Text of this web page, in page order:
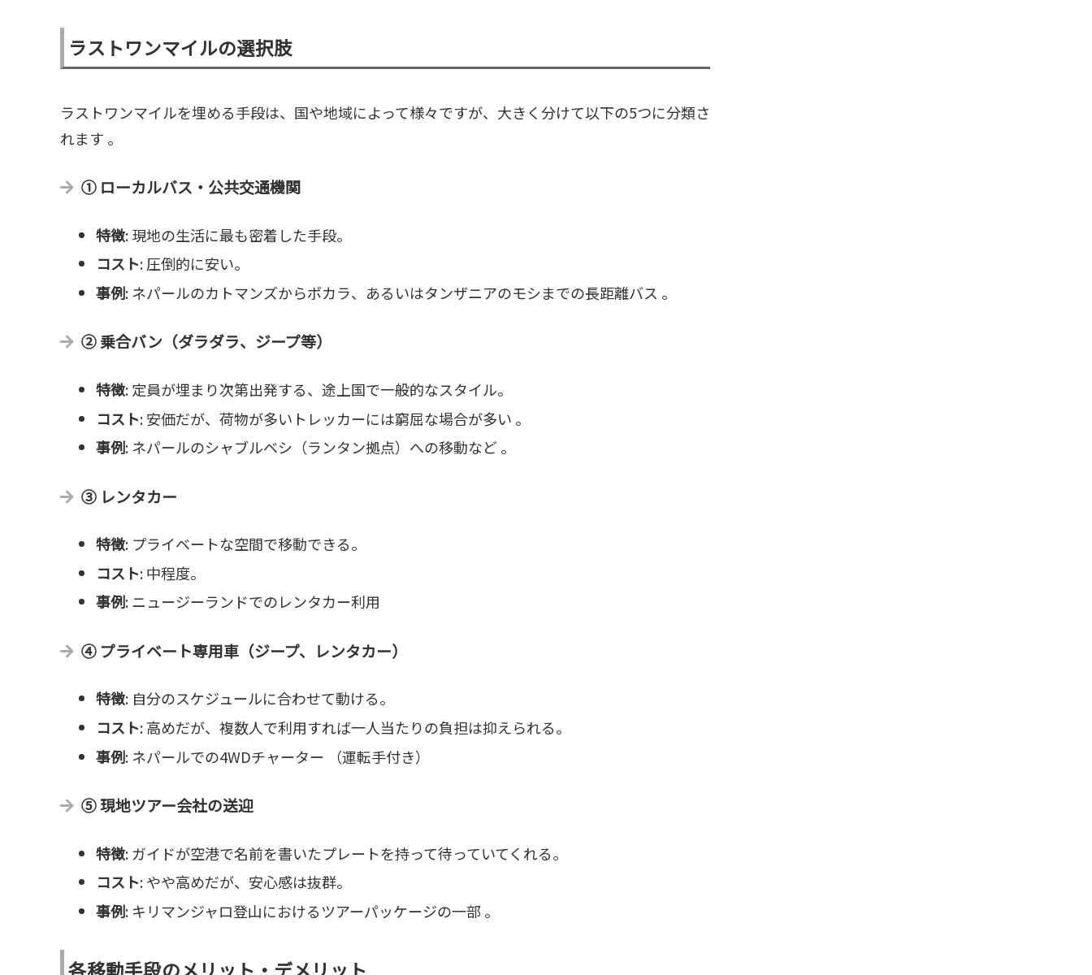
ラストワンマイルの選択肢
ラストワンマイルを埋める手段は、国や地域によって様々ですが、大きく分けて以下の5つに分類さ
れます 。
① ローカルバス・公共交通機関
特徴: 現地の生活に最も密着した手段。
コスト: 圧倒的に安い。
事例: ネパールのカトマンズからポカラ、あるいはタンザニアのモシまでの長距離バス 。
② 乗合バン（ダラダラ、ジープ等）
特徴: 定員が埋まり次第出発する、途上国で一般的なスタイル。
コスト: 安価だが、荷物が多いトレッカーには窮屈な場合が多い 。
事例: ネパールのシャブルベシ（ランタン拠点）への移動など 。
③ レンタカー
特徴: プライベートな空間で移動できる。
コスト: 中程度。
事例: ニュージーランドでのレンタカー利用
④ プライベート専用車（ジープ、レンタカー）
特徴: 自分のスケジュールに合わせて動ける。
コスト: 高めだが、複数人で利用すれば一人当たりの負担は抑えられる。
事例: ネパールでの4WDチャーター （運転手付き）
⑤ 現地ツアー会社の送迎
特徴: ガイドが空港で名前を書いたプレートを持って待っていてくれる。
コスト: やや高めだが、安心感は抜群。
事例: キリマンジャロ登山におけるツアーパッケージの一部 。
各移動手段のメリット・デメリット